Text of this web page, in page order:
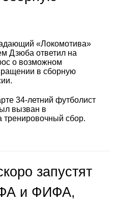
«Локомотива»
Дзюба ответил на
о возможном
в сборную
34-летний футболист
вызван в
тренировочный сбор.
запустят
и ФИФА,